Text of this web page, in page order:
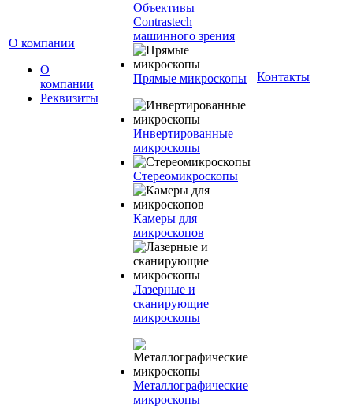
О компании
О
компании
Реквизиты
Объективы
Contrastech
машинного зрения
Прямые микроскопы
Инвертированные
микроскопы
Стереомикроскопы
Камеры для
микроскопов
Лазерные и
сканирующие
микроскопы
Металлографические
микроскопы
Контакты